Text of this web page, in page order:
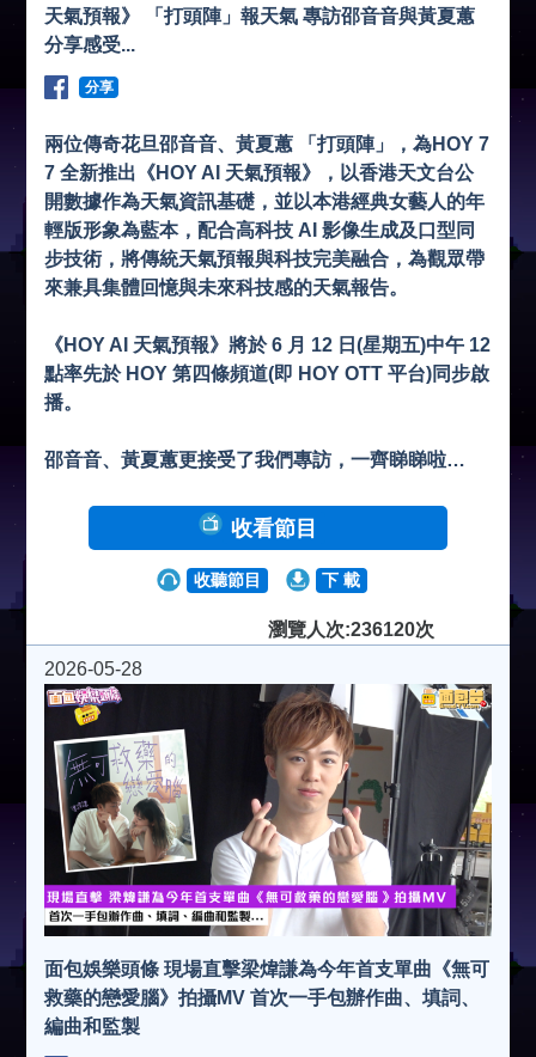
天氣預報》 「打頭陣」報天氣 專訪邵音音與黃夏蕙
分享感受...
分享
兩位傳奇花旦邵音音、黃夏蕙 「打頭陣」，為HOY 7
7 全新推出《HOY AI 天氣預報》，以香港天文台公
開數據作為天氣資訊基礎，並以本港經典女藝人的年
輕版形象為藍本，配合高科技 AI 影像生成及口型同
步技術，將傳統天氣預報與科技完美融合，為觀眾帶
來兼具集體回憶與未來科技感的天氣報告。
《HOY AI 天氣預報》將於 6 月 12 日(星期五)中午 12
點率先於 HOY 第四條頻道(即 HOY OTT 平台)同步啟
播。
邵音音、黃夏蕙更接受了我們專訪，一齊睇睇啦…
收看節目
收聽節目 下 載
瀏覽人次:236120次
2026-05-28
面包娛樂頭條 現場直擊梁煒謙為今年首支單曲《無可
救藥的戀愛腦》拍攝MV 首次一手包辦作曲、填詞、
編曲和監製